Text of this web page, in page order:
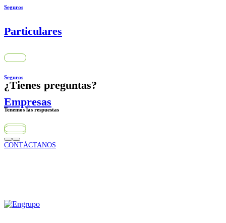
Seguros
Particulares
Seguros
Empresas
¿Tienes preguntas?
Tenemos las respuestas
CONTÁCTANOS